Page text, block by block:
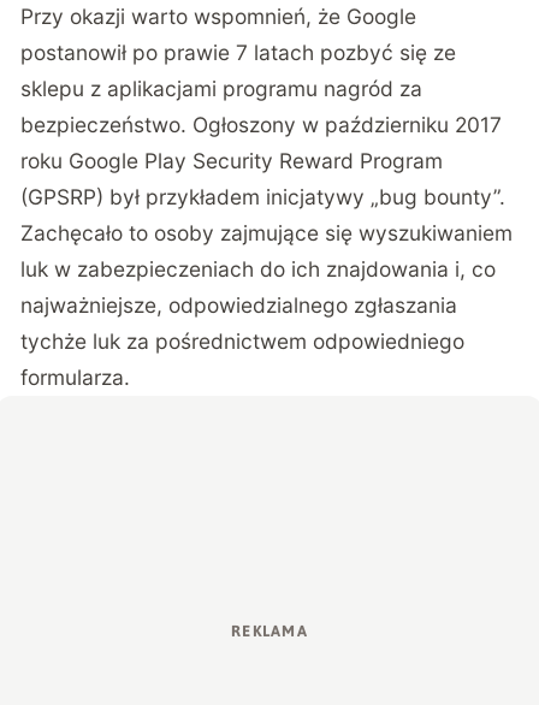
Przy okazji warto wspomnień, że Google
postanowił po prawie 7 latach pozbyć się ze
sklepu z aplikacjami programu nagród za
bezpieczeństwo. Ogłoszony w październiku 2017
roku Google Play Security Reward Program
(GPSRP) był przykładem inicjatywy „bug bounty”.
Zachęcało to osoby zajmujące się wyszukiwaniem
luk w zabezpieczeniach do ich znajdowania i, co
najważniejsze, odpowiedzialnego zgłaszania
tychże luk za pośrednictwem odpowiedniego
formularza.